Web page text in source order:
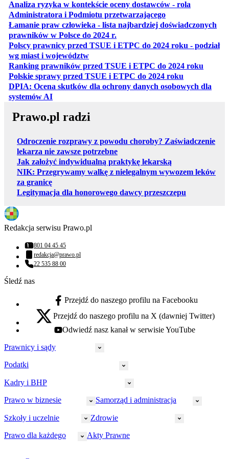
Analiza ryzyka w kontekście oceny dostawców - rola
Administratora i Podmiotu przetwarzającegootwiera się w
Łamanie praw człowieka - lista najbardziej doświadczonych
prawników w Polsce do 2024 r.
Polscy prawnicy przed TSUE i ETPC do 2024 roku - podział
wg miast i województwotwiera się w nowej karcie
Ranking prawników przed TSUE i ETPC do 2024 roku
Polskie sprawy przed TSUE i ETPC do 2024 roku
DPIA: Ocena skutków dla ochrony danych osobowych dla
systemów AIotwiera się w nowej karcie
Prawo.pl radzi
Odroczenie rozprawy z powodu choroby? Zaświadczenie
lekarza nie zawsze potrzebne
Jak założyć indywidualną praktykę lekarską
NIK: Przegrywamy walkę z nielegalnym wywozem leków
za granicę
Legitymacja dla honorowego dawcy przeszczepu
Redakcja serwisu Prawo.pl
Numer telefonu:
801 04 45 45
Adres email:
redakcja@prawo.pl
Numer telefonu:
22 535 88 00
Śledź nas
facebook - otwiera się w nowej karcie
Przejdź do naszego profilu na Facebooku
x - otwiera się w nowej karcie
Przejdź do naszego profilu na X (dawniej Twitter)
youtube - otwiera się w nowej karcie
Odwiedź nasz kanał w serwisie YouTube
Prawnicy i sądy
Prawnicy
Policja
Strefa aplikanta
Sędziowie
Podatki
CIT
Akcyza
Rachunkowość
Kadry i BHP
HR
Ubezpieczenia społeczne
Prawo w biznesie
Małe i średnie firmy
Samorząd i administracja
Bezpieczeństwo publiczne
Szkoły i uczelnie Zdrowie
Prawo dla każdego Akty Prawne